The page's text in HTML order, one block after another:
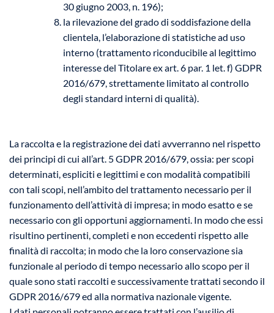
30 giugno 2003, n. 196);
la rilevazione del grado di soddisfazione della
clientela, l’elaborazione di statistiche ad uso
interno (trattamento riconducibile al legittimo
interesse del Titolare ex art. 6 par. 1 let. f) GDPR
2016/679, strettamente limitato al controllo
degli standard interni di qualità).
La raccolta e la registrazione dei dati avverranno nel rispetto
dei principi di cui all’art. 5 GDPR 2016/679, ossia: per scopi
determinati, espliciti e legittimi e con modalità compatibili
con tali scopi, nell’ambito del trattamento necessario per il
funzionamento dell’attività di impresa; in modo esatto e se
necessario con gli opportuni aggiornamenti. In modo che essi
risultino pertinenti, completi e non eccedenti rispetto alle
finalità di raccolta; in modo che la loro conservazione sia
funzionale al periodo di tempo necessario allo scopo per il
quale sono stati raccolti e successivamente trattati secondo il
GDPR 2016/679 ed alla normativa nazionale vigente.